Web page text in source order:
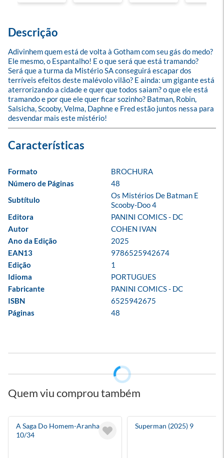
Descrição
Adivinhem quem está de volta à Gotham com seu gás do medo?
Ele mesmo, o Espantalho! E o que será que está tramando?
Será que a turma da Mistério SA conseguirá escapar dos
terríveis efeitos deste malévolo vilão? E ainda: um gigante está
aterrorizando a cidade e quer que todos saiam? o que ele está
tramando e por que ele quer ficar sozinho? Batman, Robin,
Salsicha, Scooby, Velma, Daphne e Fred estão juntos nessa para
desvendar mais este mistério!
Formato
BROCHURA
Número de Páginas
48
Subtítulo
Os Mistérios De Batman E
Scooby-Doo 4
Editora
PANINI COMICS - DC
Autor
COHEN IVAN
Ano da Edição
2025
EAN13
9786525942674
Edição
1
Idioma
PORTUGUES
Fabricante
PANINI COMICS - DC
ISBN
6525942675
Páginas
48
Quem viu comprou também
A Saga Do Homem-Aranha
10/34
Superman (2025) 9